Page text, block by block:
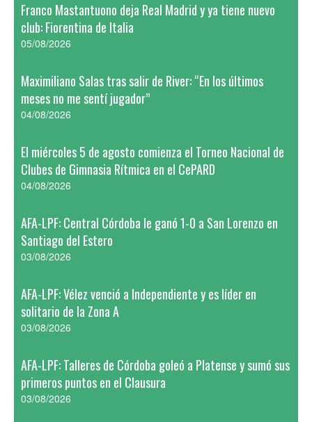
Franco Mastantuono deja Real Madrid y ya tiene nuevo
club: Fiorentina de Italia
05/08/2026
Maximiliano Salas tras salir de River: “En los últimos
meses no me sentí jugador”
04/08/2026
El miércoles 5 de agosto comienza el Torneo Nacional de
Clubes de Gimnasia Rítmica en el CePARD
04/08/2026
AFA-LPF: Central Córdoba le ganó 1-0 a San Lorenzo en
Santiago del Estero
03/08/2026
AFA-LPF: Vélez venció a Independiente y es líder en
solitario de la Zona A
03/08/2026
AFA-LPF: Talleres de Córdoba goleó a Platense y sumó sus
primeros puntos en el Clausura
03/08/2026